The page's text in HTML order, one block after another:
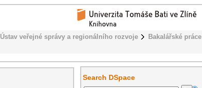
Ústav veřejné správy a regionálního rozvoje
Bakalářské práce
Search DSpace